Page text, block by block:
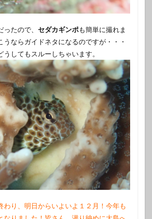
たので、 セダカギンポも簡単に撮れま
うならガイドネタになるのですが・・・
うしてもスルーしちゃいます。
わり、明日からいよいよ１２月！今年も